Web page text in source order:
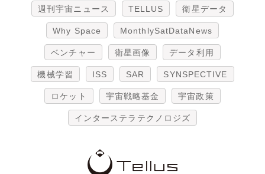
週刊宇宙ニュース TELLUS 衛星データ
Why Space MonthlySatDataNews
ベンチャー 衛星画像 データ利用
機械学習 ISS SAR SYNSPECTIVE
ロケット 宇宙戦略基金 宇宙政策
インターステラテクノロジズ